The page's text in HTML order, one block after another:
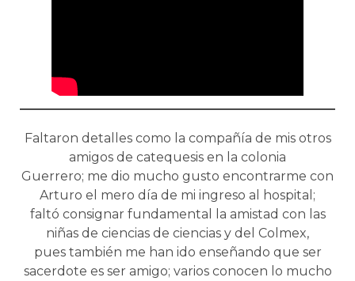
Faltaron detalles como la compañía de mis otros
amigos de catequesis en la colonia
Guerrero; me dio mucho gusto encontrarme con
Arturo el mero día de mi ingreso al hospital;
faltó consignar fundamental la amistad con las
niñas de ciencias de ciencias y del Colmex,
pues también me han ido enseñando que ser
sacerdote es ser amigo; varios conocen lo mucho